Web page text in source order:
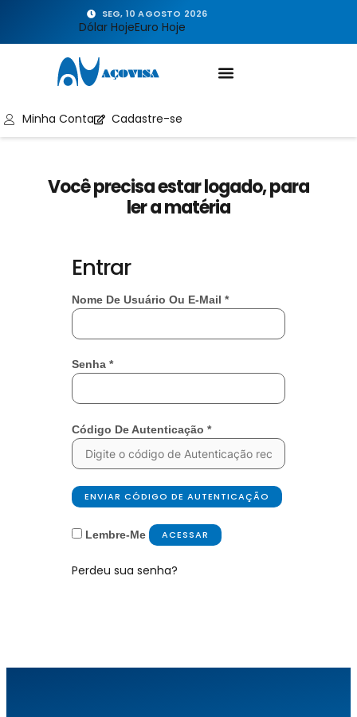
SEG, 10 AGOSTO 2026
Dólar HojeEuro Hoje
Minha Conta Cadastre-se
Você precisa estar logado, para
ler a matéria
Entrar
Nome De Usuário Ou E-Mail *
Senha *
Código De Autenticação *
ENVIAR CÓDIGO DE AUTENTICAÇÃO
Lembre-Me ACESSAR
Perdeu sua senha?